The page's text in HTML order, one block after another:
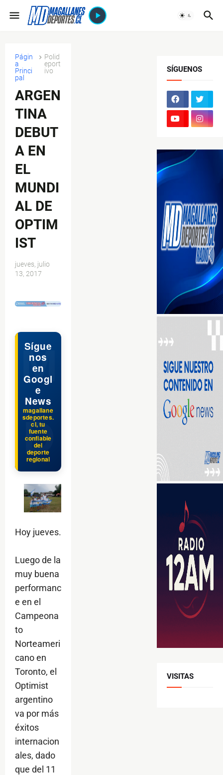
Págin
a
Princi
pal
Polid
eport
ivo
ARGEN
TINA
DEBUT
A EN
EL
MUNDI
AL DE
OPTIM
IST
jueves, julio
13, 2017
Sígue
nos
en
Googl
e
News
magallane
sdeportes.
cl, tu
fuente
confiable
del
deporte
regional
Hoy jueves.
Luego de la
muy buena
performanc
e en el
Campeona
to
Norteameri
cano en
Toronto, el
Optimist
argentino
va por más
éxitos
internacion
ales, dado
que del 11
SÍGUENOS
VISITAS